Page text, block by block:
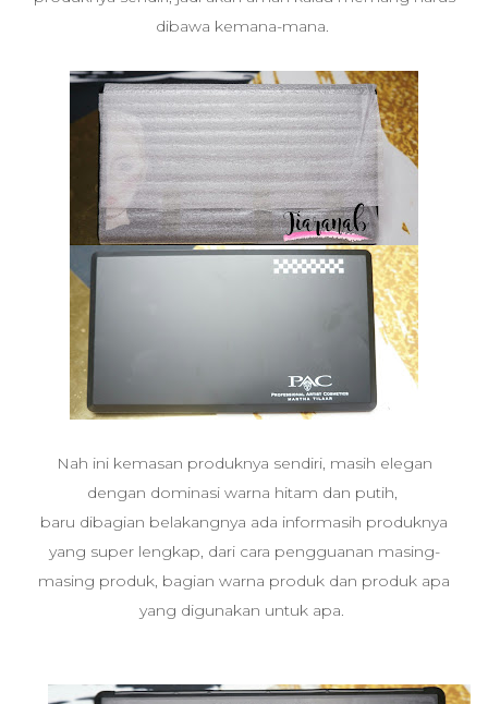
dibawa kemana-mana.
Nah ini kemasan produknya sendiri, masih elegan
dengan dominasi warna hitam dan putih,
baru dibagian belakangnya ada informasih produknya
yang super lengkap, dari cara pengguanan masing-
masing produk, bagian warna produk dan produk apa
yang digunakan untuk apa.